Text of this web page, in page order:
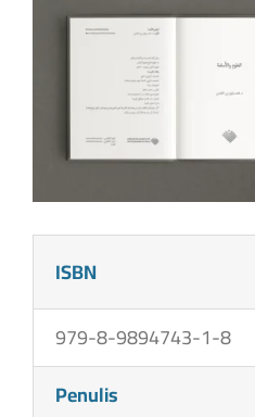
Larger
ISBN
979-8-9894743-1-8
Penulis